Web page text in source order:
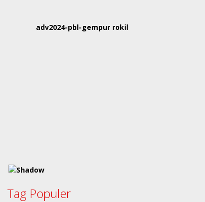
adv2024-pbl-gempur rokil
Tag Populer